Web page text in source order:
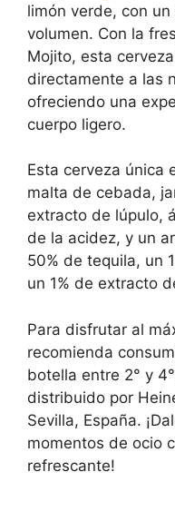
limón verde, con
volumen. Con la
Mojito, esta
directamente a las
ofreciendo una
cuerpo ligero.
Esta cerveza única
malta de cebada,
extracto de lúpulo,
de la acidez, y un
50% de tequila, un
un 1% de extracto
Para disfrutar al
recomienda
botella entre 2° y
distribuido por
Sevilla, España.
momentos de ocio
refrescante!